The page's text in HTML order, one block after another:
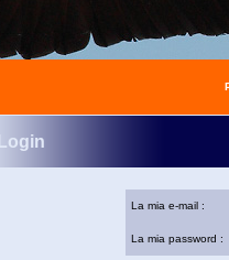
Login
La mia e-mail :
La mia password :